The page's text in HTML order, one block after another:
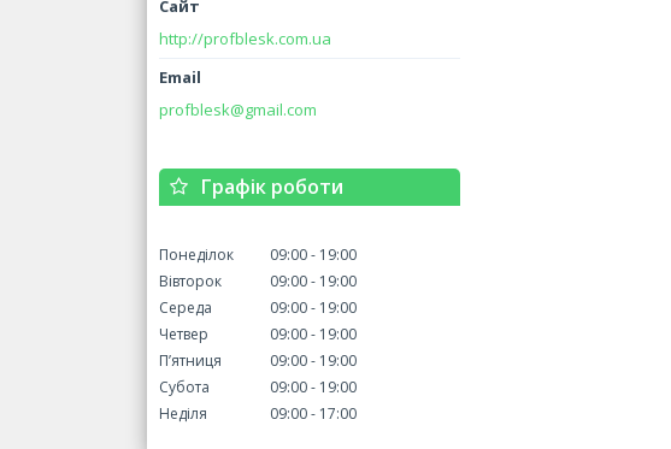
http://profblesk.com.ua
profblesk@gmail.com
Графік роботи
Понеділок 09:00
19:00
Вівторок
09:00
19:00
Середа
09:00
19:00
Четвер
09:00
19:00
Пʼятниця
09:00
19:00
Субота
09:00
19:00
Неділя
09:00 17:00